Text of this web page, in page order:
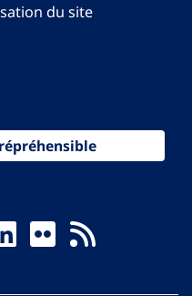
du site